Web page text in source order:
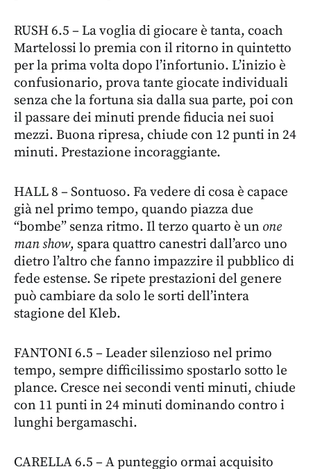
RUSH 6.5 – La voglia di giocare è tanta, coach
Martelossi lo premia con il ritorno in quintetto
per la prima volta dopo l’infortunio. L’inizio è
confusionario, prova tante giocate individuali
senza che la fortuna sia dalla sua parte, poi con
il passare dei minuti prende fiducia nei suoi
mezzi. Buona ripresa, chiude con 12 punti in 24
minuti. Prestazione incoraggiante.
HALL 8 – Sontuoso. Fa vedere di cosa è capace
già nel primo tempo, quando piazza due
“bombe” senza ritmo. Il terzo quarto è un one
man show, spara quattro canestri dall’arco uno
dietro l’altro che fanno impazzire il pubblico di
fede estense. Se ripete prestazioni del genere
può cambiare da solo le sorti dell’intera
stagione del Kleb.
FANTONI 6.5 – Leader silenzioso nel primo
tempo, sempre difficilissimo spostarlo sotto le
plance. Cresce nei secondi venti minuti, chiude
con 11 punti in 24 minuti dominando contro i
lunghi bergamaschi.
CARELLA 6.5 – A punteggio ormai acquisito